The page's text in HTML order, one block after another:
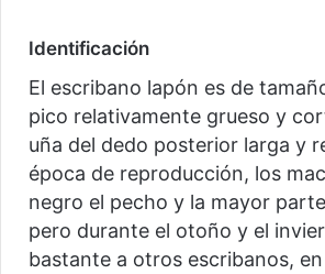
Identificación
El escribano lapón es de
pico relativamente grueso y
uña del dedo posterior larga y
época de reproducción, los
negro el pecho y la mayor
pero durante el otoño y el
bastante a otros escribanos,